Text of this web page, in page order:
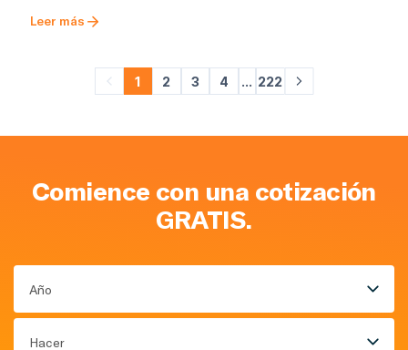
Leer más
1 2 3 4 ... 222
Comience con una cotización
GRATIS.
Año
Hacer